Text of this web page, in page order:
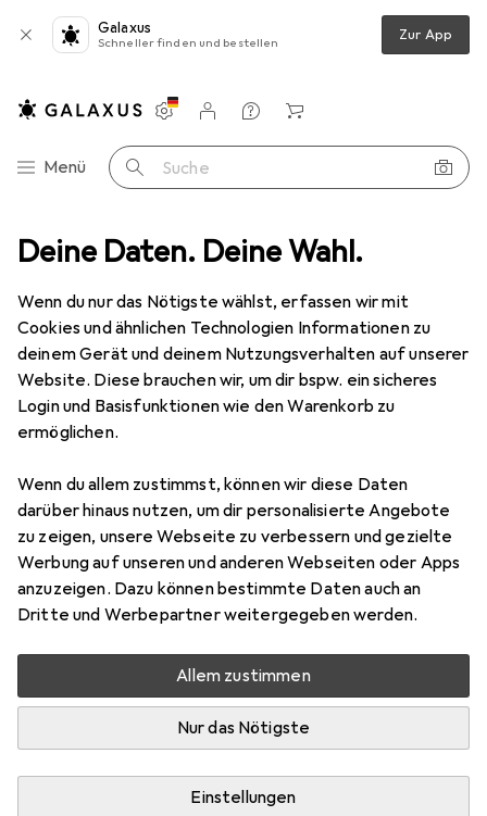
Deine Daten. Deine Wahl.
Wenn du nur das Nötigste wählst, erfassen wir mit
Cookies und ähnlichen Technologien Informationen zu
deinem Gerät und deinem Nutzungsverhalten auf unserer
Website. Diese brauchen wir, um dir bspw. ein sicheres
Login und Basisfunktionen wie den Warenkorb zu
ermöglichen.
Wenn du allem zustimmst, können wir diese Daten
darüber hinaus nutzen, um dir personalisierte Angebote
zu zeigen, unsere Webseite zu verbessern und gezielte
Werbung auf unseren und anderen Webseiten oder Apps
anzuzeigen. Dazu können bestimmte Daten auch an
Dritte und Werbepartner weitergegeben werden.
Allem zustimmen
Nur das Nötigste
Einstellungen
Galaxus
Schneller finden und bestellen Zur App
Navigation nach Kategorien
Menü Suche
Einstellungen
Kundenkonto
Vergleichslisten
Merklisten
Warenkorb
Esfe
Kategorien anzeigen